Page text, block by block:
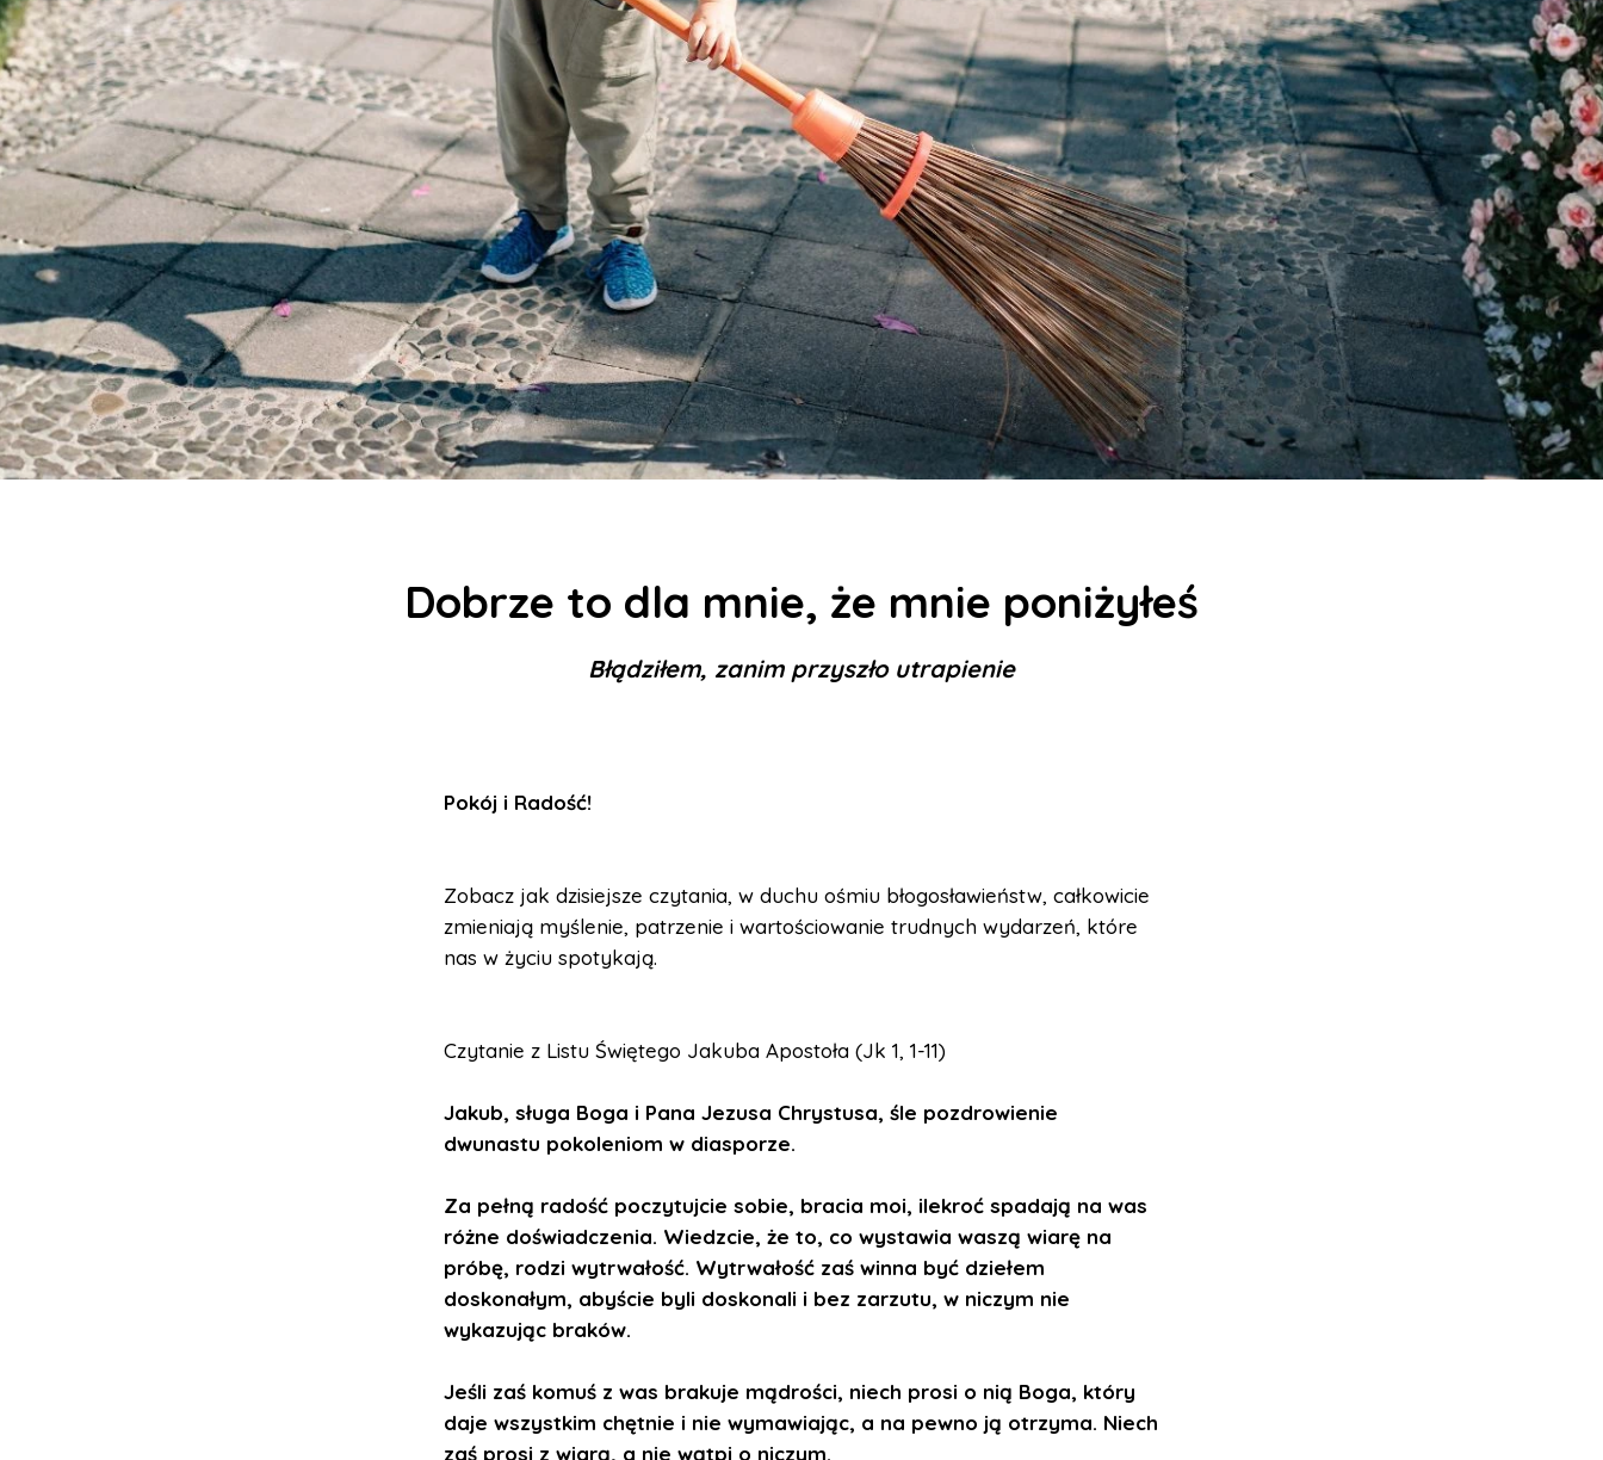
Dobrze to dla mnie, że mnie poniżyłeś
Błądziłem, zanim przyszło utrapienie
Pokój i Radość!
Zobacz jak dzisiejsze czytania, w duchu ośmiu błogosławieństw, całkowicie
zmieniają myślenie, patrzenie i wartościowanie trudnych wydarzeń, które
nas w życiu spotykają.
Czytanie z Listu Świętego Jakuba Apostoła (Jk 1, 1-11)
Jakub, sługa Boga i Pana Jezusa Chrystusa, śle pozdrowienie
dwunastu pokoleniom w diasporze.
Za pełną radość poczytujcie sobie, bracia moi, ilekroć spadają na was
różne doświadczenia. Wiedzcie, że to, co wystawia waszą wiarę na
próbę, rodzi wytrwałość. Wytrwałość zaś winna być dziełem
doskonałym, abyście byli doskonali i bez zarzutu, w niczym nie
wykazując braków.
Jeśli zaś komuś z was brakuje mądrości, niech prosi o nią Boga, który
daje wszystkim chętnie i nie wymawiając, a na pewno ją otrzyma. Niech
zaś prosi z wiarą, a nie wątpi o niczym.